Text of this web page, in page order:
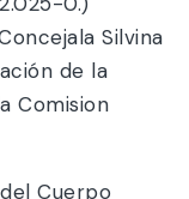
Silvina
de la
Comision
Cuerpo